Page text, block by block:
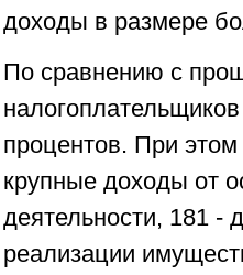
доходы в размере
По сравнению с
процентов. При
крупные доходы от
деятельности, 181 -
реализации